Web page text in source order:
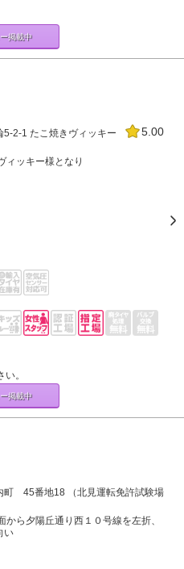
掲載中
5.00
5-2-1 たこ焼きヴィッキー
ィッキー様となり
。
掲載中
町 45番地18 （北見運転免許試験場
から夕陽丘通り西１０号線を左折、
い